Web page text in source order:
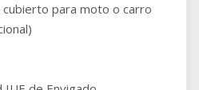
para moto o carro